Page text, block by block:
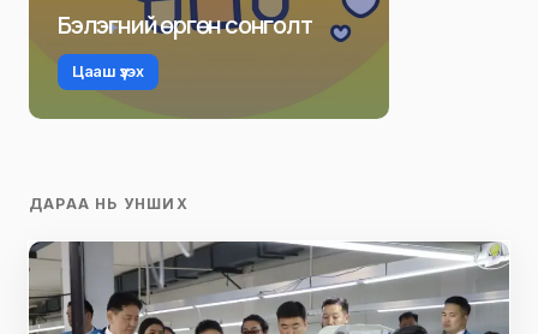
Бэлэгний өргөн сонголт
Цааш үзэх
ДАРАА НЬ УНШИХ